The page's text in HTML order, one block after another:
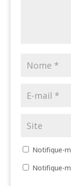
Notifique-
Notifique-